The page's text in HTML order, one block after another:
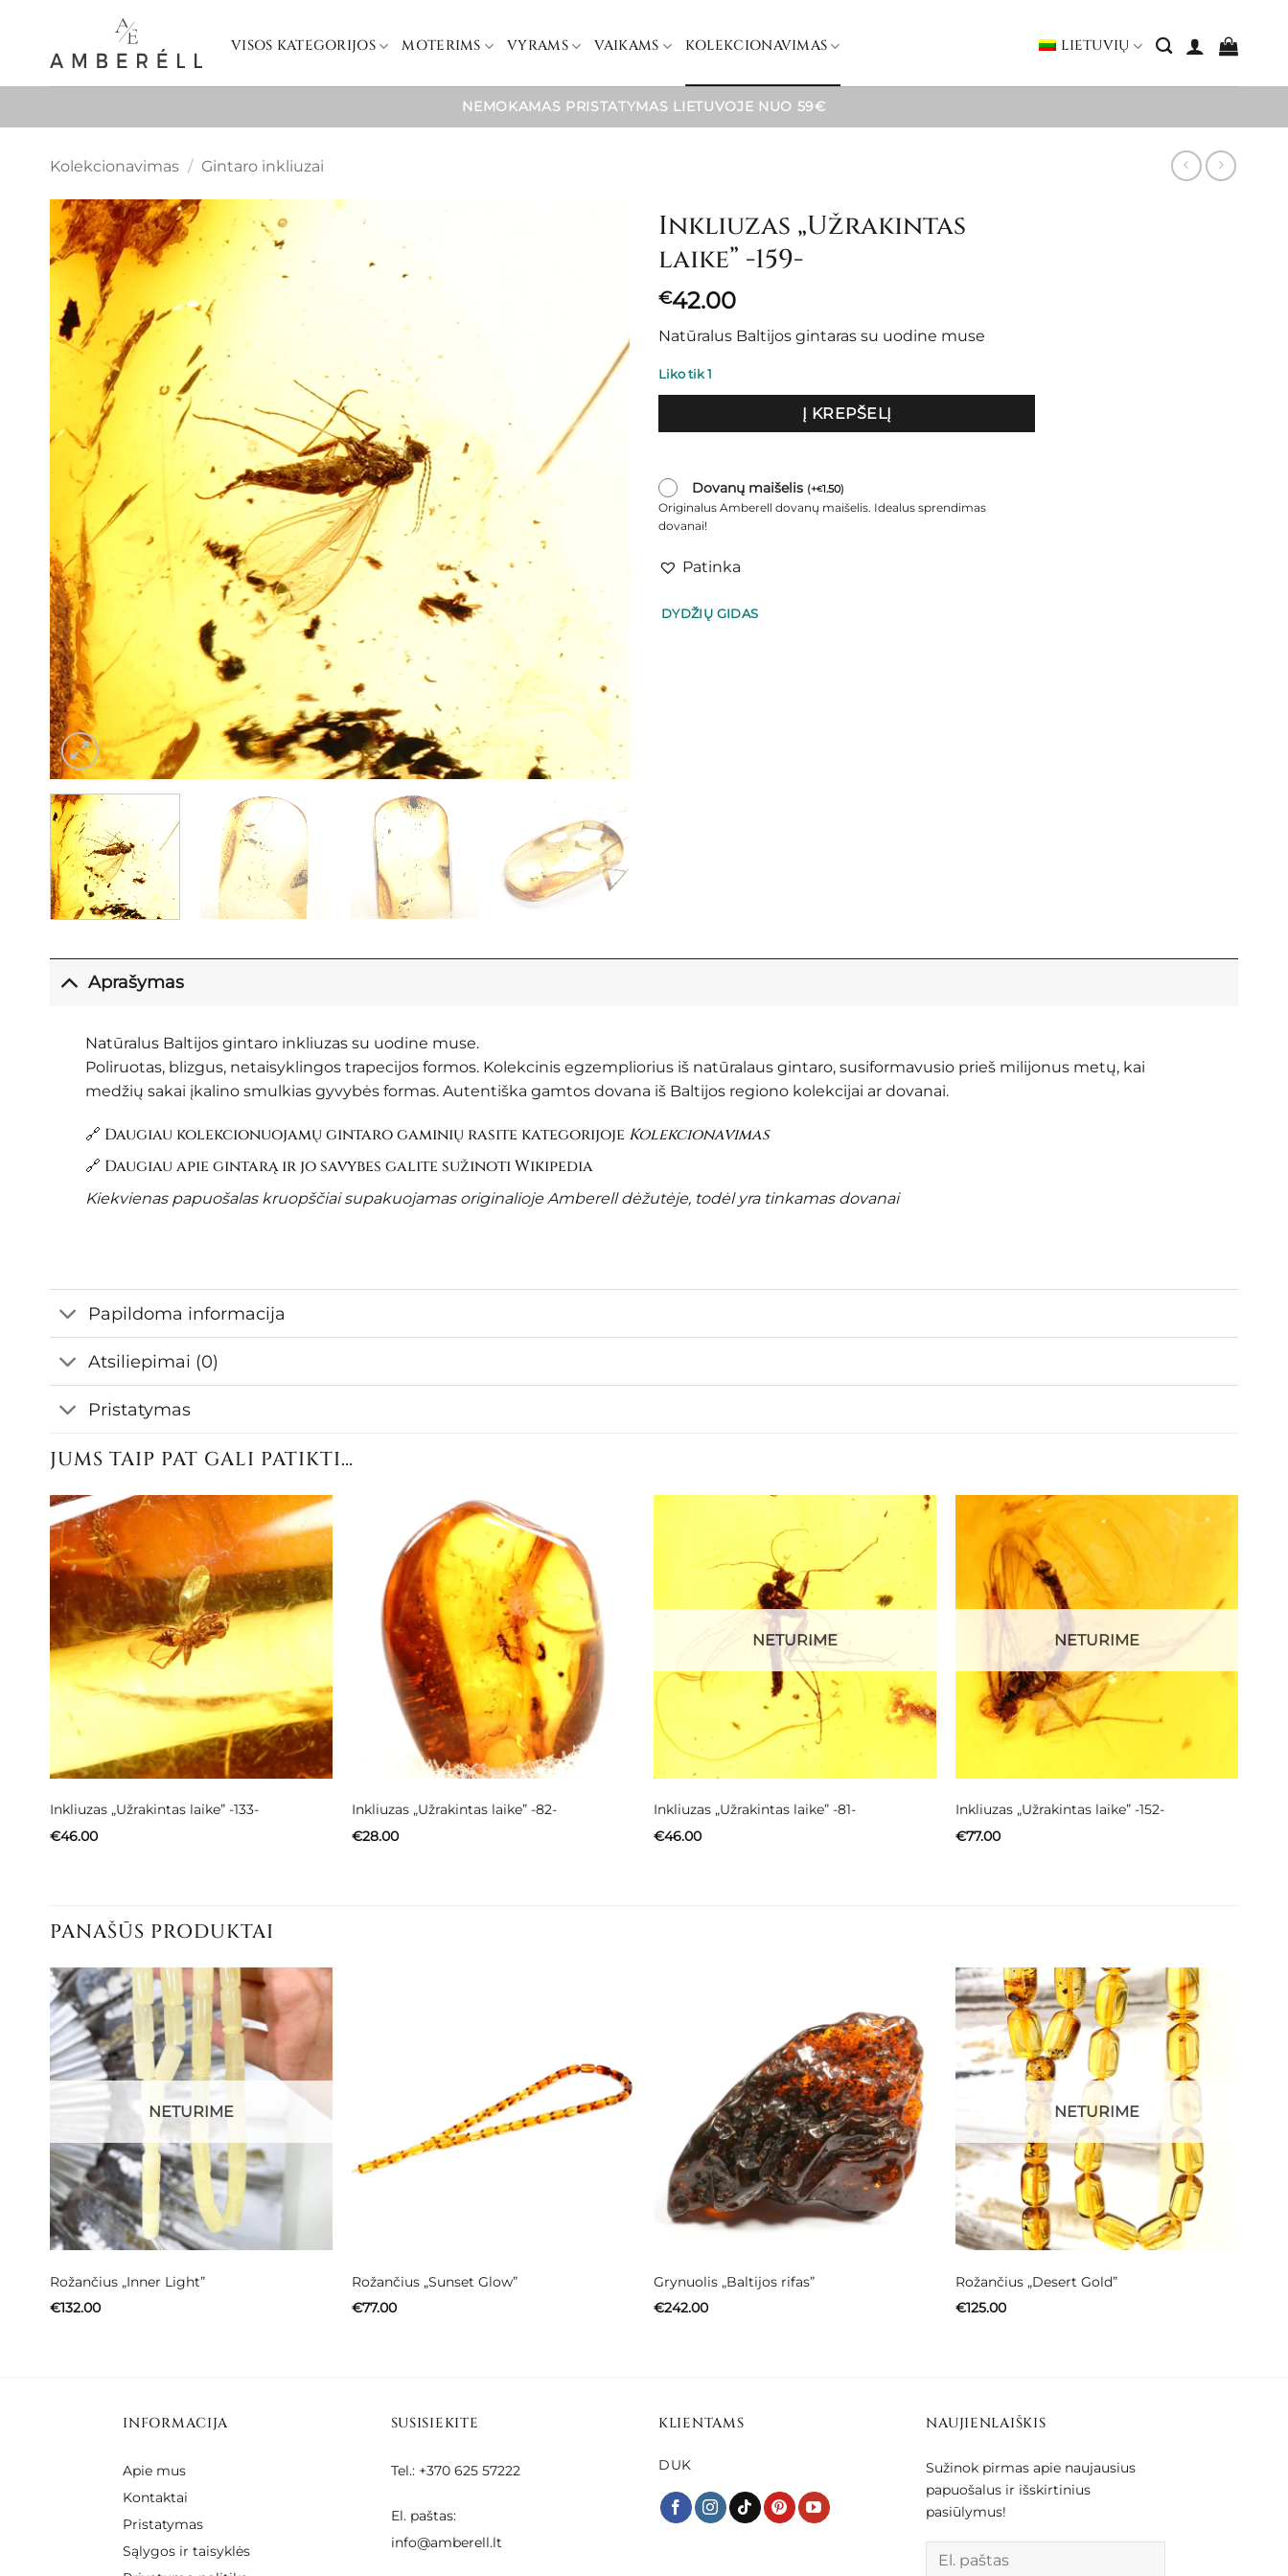
content
VISOS KATEGORIJOS MOTERIMS VYRAMS VAIKAMS KOLEKCIONAVIMAS LIETUVIŲ
NEMOKAMAS PRISTATYMAS LIETUVOJE NUO 59€
Kolekcionavimas / Gintaro inkliuzai
Inkliuzas „Užrakintas
laike” -159-
€42.00
Natūralus Baltijos gintaras su uodine muse
Liko tik 1
Į KREPŠELĮ
Dovanų maišelis (+€1.50)
Originalus Amberell dovanų maišelis. Idealus sprendimas
dovanai!
Patinka
DYDŽIŲ GIDAS
Aprašymas
Natūralus Baltijos gintaro inkliuzas su uodine muse.
Poliruotas, blizgus, netaisyklingos trapecijos formos. Kolekcinis egzempliorius iš natūralaus gintaro, susiformavusio prieš milijonus metų, kai
medžių sakai įkalino smulkias gyvybės formas. Autentiška gamtos dovana iš Baltijos regiono kolekcijai ar dovanai.
🔗 Daugiau kolekcionuojamų gintaro gaminių rasite kategorijoje Kolekcionavimas
🔗 Daugiau apie gintarą ir jo savybes galite sužinotiWikipedia
Kiekvienas papuošalas kruopščiai supakuojamas originalioje Amberell dėžutėje, todėl yra tinkamas dovanai
Papildoma informacija
Atsiliepimai (0)
Pristatymas
JUMS TAIP PAT GALI PATIKTI…
Inkliuzas „Užrakintas laike” -133-
€46.00
Inkliuzas „Užrakintas laike” -82-
€28.00
NETURIME
Inkliuzas „Užrakintas laike” -81-
€46.00
NETURIME
Inkliuzas „Užrakintas laike” -152-
€77.00
PANAŠŪS PRODUKTAI
NETURIME
Rožančius „Inner Light”
€132.00
Rožančius „Sunset Glow”
€77.00
Grynuolis „Baltijos rifas”
€242.00
NETURIME
Rožančius „Desert Gold”
€125.00
INFORMACIJA
Apie mus
Kontaktai
Pristatymas
Sąlygos ir taisyklės
SUSISIEKITE
Tel.: +370 625 57222
El. paštas:
info@amberell.lt
KLIENTAMS
DUK
NAUJIENLAIŠKIS
Sužinok pirmas apie naujausius
papuošalus ir išskirtinius
pasiūlymus!